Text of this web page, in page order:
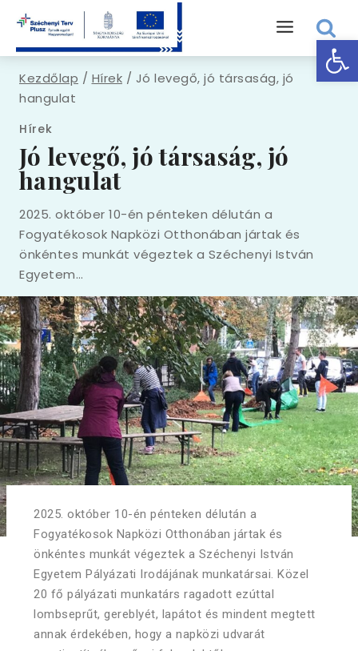
Kezdőlap / Hírek / Jó levegő, jó társaság, jó
hangulat
Hírek
Jó levegő, jó társaság, jó
hangulat
2025. október 10-én pénteken délután a
Fogyatékosok Napközi Otthonában jártak és
önkéntes munkát végeztek a Széchenyi István
Egyetem…
2025. október 10-én pénteken délután a
Fogyatékosok Napközi Otthonában jártak és
önkéntes munkát végeztek a Széchenyi István
Egyetem Pályázati Irodájának munkatársai. Közel
20 fő pályázati munkatárs ragadott ezúttal
lombseprűt, gereblyét, lapátot és mindent megtett
annak érdekében, hogy a napközi udvarát